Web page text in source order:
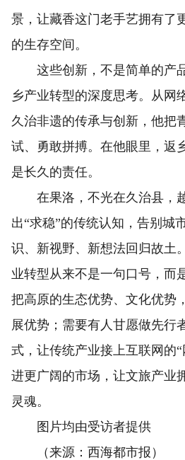
景，让藏香这门老手艺拥有了
的生存空间。
这些创新，不是简单的产
乡产业转型的深度思考。从网
久治非遗的传承与创新，他把
试、勇敢拼搏。在他眼里，返
是长久的责任。
在果洛，不光在久治县，
出“求稳”的传统认知，告别城
识、新视野、新想法回归故土
业转型从来不是一句口号，而
把高原的生态优势、文化优势
展优势；需要有人甘愿做先行
式，让传统产业接上互联网的
进更广阔的市场，让文旅产业
灵魂。
图片均由受访者提供
（来源：西海都市报）